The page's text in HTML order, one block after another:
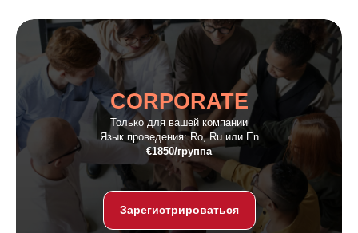
CORPORATE
Только для вашей компании
Язык проведения: Ro, Ru или En
€1850/группа
Зарегистрироваться